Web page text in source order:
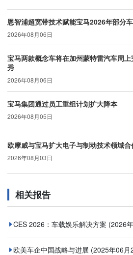
恩智浦超宽带技术赋能宝马2026年部分
2026年08月06日
宝马两款概念车将在加州蒙特雷汽车周
秀
2026年08月06日
宝马集团通过员工重组计划扩大降本
2026年08月05日
欧摩威与宝马扩大电子与制动技术领域合
2026年08月03日
相关报告
CES 2026：车载娱乐解决方案 (2026
欧美车企中国战略与进展 (2025年06月